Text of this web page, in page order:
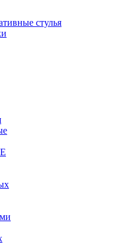
стулья